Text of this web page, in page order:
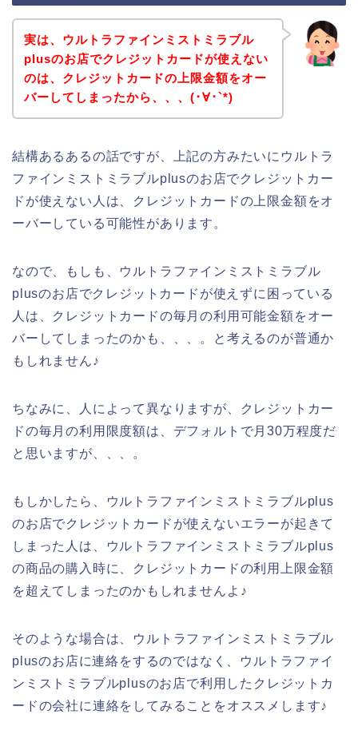
実は、ウルトラファインミストミラブル
plusのお店でクレジットカードが使えない
のは、クレジットカードの上限金額をオー
バーしてしまったから、、、(･∀･`*)
結構あるあるの話ですが、上記の方みたいにウルトラ
ファインミストミラブルplusのお店でクレジットカー
ドが使えない人は、クレジットカードの上限金額をオ
ーバーしている可能性があります。
なので、もしも、ウルトラファインミストミラブル
plusのお店でクレジットカードが使えずに困っている
人は、クレジットカードの毎月の利用可能金額をオー
バーしてしまったのかも、、、。と考えるのが普通か
もしれません♪
ちなみに、人によって異なりますが、クレジットカー
ドの毎月の利用限度額は、デフォルトで月30万程度だ
と思いますが、、、。
もしかしたら、ウルトラファインミストミラブルplus
のお店でクレジットカードが使えないエラーが起きて
しまった人は、ウルトラファインミストミラブルplus
の商品の購入時に、クレジットカードの利用上限金額
を超えてしまったのかもしれませんよ♪
そのような場合は、ウルトラファインミストミラブル
plusのお店に連絡をするのではなく、ウルトラファイ
ンミストミラブルplusのお店で利用したクレジットカ
ードの会社に連絡をしてみることをオススメします♪